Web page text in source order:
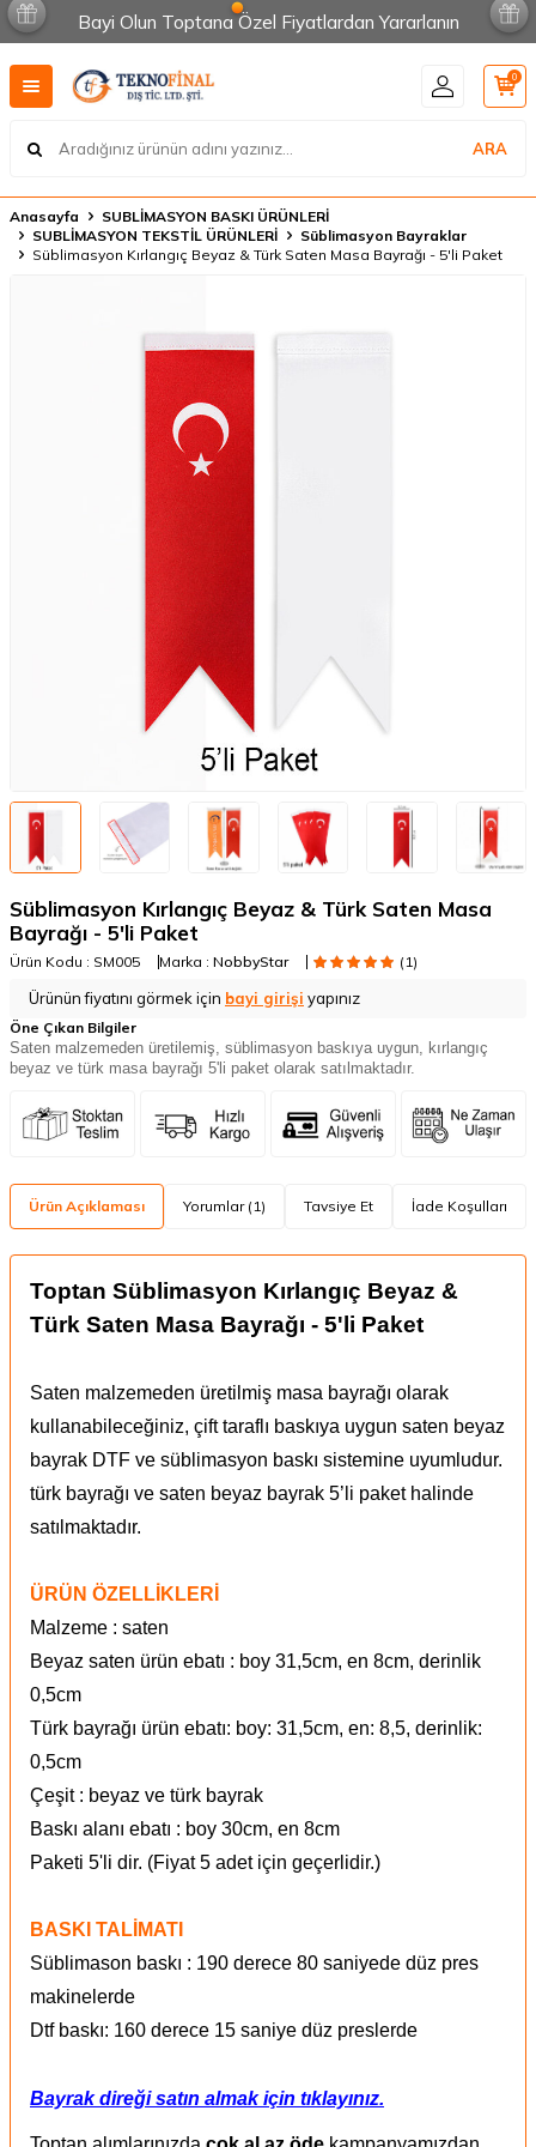
Bayi Olun Toptana Özel Fiyatlardan Yararlanın
ARA
0
Anasayfa
SUBLİMASYON BASKI ÜRÜNLERİ
SUBLİMASYON TEKSTİL ÜRÜNLERİ
Süblimasyon Bayraklar
Süblimasyon Kırlangıç Beyaz & Türk Saten Masa Bayrağı - 5'li Paket
Süblimasyon Kırlangıç Beyaz & Türk Saten Masa
Bayrağı - 5'li Paket
Ürün Kodu : SM005 Marka : NobbyStar (1)
Ürünün fiyatını görmek için bayi girişi yapınız
Öne Çıkan Bilgiler
Saten malzemeden üretilemiş, süblimasyon baskıya uygun, kırlangıç
beyaz ve türk masa bayrağı 5'li paket olarak satılmaktadır.
Ürün Açıklaması Yorumlar (1) Tavsiye Et İade Koşulları
Toptan Süblimasyon Kırlangıç Beyaz &
Türk Saten Masa Bayrağı - 5'li Paket
Saten malzemeden üretilmiş masa bayrağı olarak
kullanabileceğiniz, çift taraflı baskıya uygun saten beyaz
bayrak DTF ve süblimasyon baskı sistemine uyumludur.
türk bayrağı ve saten beyaz bayrak 5’li paket halinde
satılmaktadır.
ÜRÜN ÖZELLİKLERİ
Malzeme : saten
Beyaz saten ürün ebatı : boy 31,5cm, en 8cm, derinlik
0,5cm
Türk bayrağı ürün ebatı: boy: 31,5cm, en: 8,5, derinlik:
0,5cm
Çeşit : beyaz ve türk bayrak
Baskı alanı ebatı : boy 30cm, en 8cm
Paketi 5'li dir. (Fiyat 5 adet için geçerlidir.)
BASKI TALİMATI
Süblimason baskı : 190 derece 80 saniyede düz pres
makinelerde
Dtf baskı: 160 derece 15 saniye düz preslerde
Bayrak direği satın almak için tıklayınız.